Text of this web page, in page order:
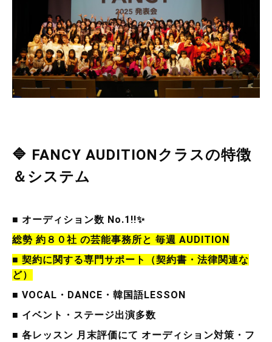
🔷 FANCY AUDITIONクラスの特徴
＆システム
■ オーディション数 No.1!!✨
総勢 約８０社 の芸能事務所と 毎週 AUDITION
■ 契約に関する専門サポート（契約書・法律関連な
ど）
■ VOCAL・DANCE・韓国語LESSON
■ イベント・ステージ出演多数
■ 各レッスン 月末評価にて オーディション対策・フ